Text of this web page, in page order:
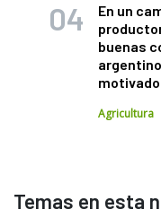
En un
buenas
Agricultura
Temas en esta